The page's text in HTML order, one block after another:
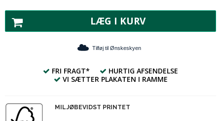
LÆG I KURV
Tilføj til Ønskeskyen
FRI FRAGT*
HURTIG AFSENDELSE
VI SÆTTER PLAKATEN I RAMME
MILJØBEVIDST PRINTET